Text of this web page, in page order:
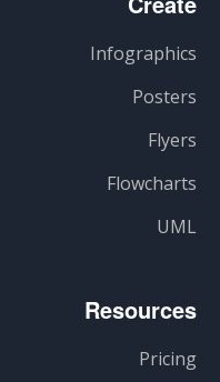
Infographics
Posters
Flyers
Flowcharts
UML
Resources
Pricing